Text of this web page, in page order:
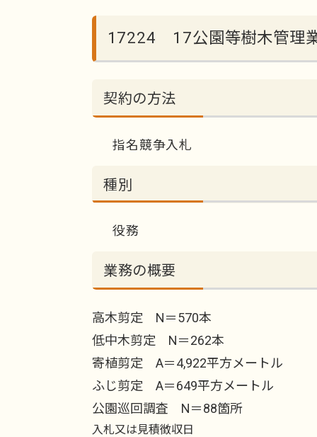
17224 17公園等樹木管理業
契約の方法
指名競争入札
種別
役務
業務の概要
高木剪定 N＝570本
低中木剪定 N＝262本
寄植剪定 A＝4,922平方メートル
ふじ剪定 A＝649平方メートル
公園巡回調査 N＝88箇所
入札又は見積徴収日